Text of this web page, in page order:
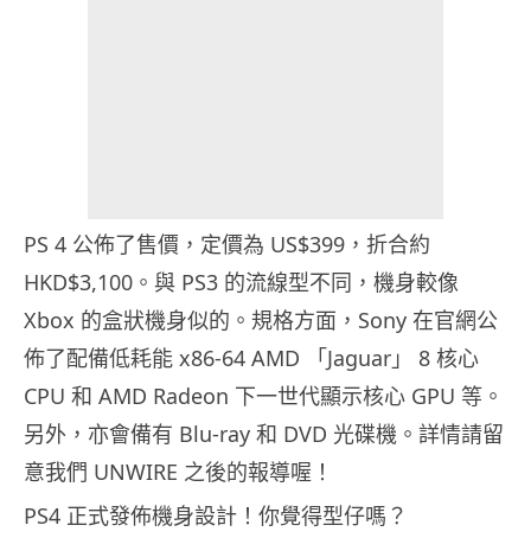
PS 4 公佈了售價，定價為 US$399，折合約
HKD$3,100。與 PS3 的流線型不同，機身較像
Xbox 的盒狀機身似的。規格方面，Sony 在官網公
佈了配備低耗能 x86-64 AMD 「Jaguar」 8 核心
CPU 和 AMD Radeon 下一世代顯示核心 GPU 等。
另外，亦會備有 Blu-ray 和 DVD 光碟機。詳情請留
意我們 UNWIRE 之後的報導喔！
PS4 正式發佈機身設計！你覺得型仔嗎？